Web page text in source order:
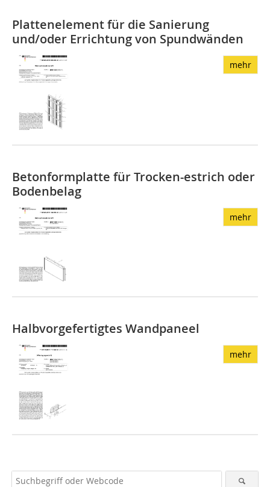
Plattenelement für die Sanierung
und/oder Errichtung von Spundwänden
mehr
Betonformplatte für Trocken-estrich oder
Bodenbelag
mehr
Halbvorgefertigtes Wandpaneel
mehr